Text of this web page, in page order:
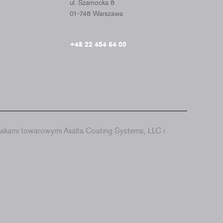
ul. Szamocka 8
01-748 Warszawa
+48 22 454 64 00
towarowymi Axalta Coating Systems, LLC i